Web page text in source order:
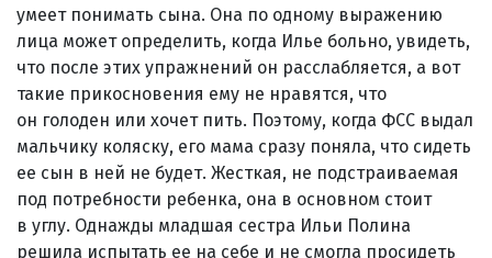
умеет понимать сына. Она по одному выражению
лица может определить, когда Илье больно, увидеть,
что после этих упражнений он расслабляется, а вот
такие прикосновения ему не нравятся, что
он голоден или хочет пить. Поэтому, когда ФСС выдал
мальчику коляску, его мама сразу поняла, что сидеть
ее сын в ней не будет. Жесткая, не подстраиваемая
под потребности ребенка, она в основном стоит
в углу. Однажды младшая сестра Ильи Полина
решила испытать ее на себе и не смогла просидеть